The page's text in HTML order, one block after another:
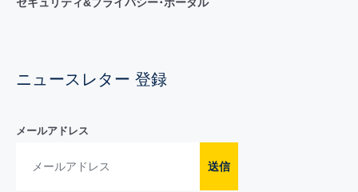
ニュースレター 登録
メールアドレス
送信